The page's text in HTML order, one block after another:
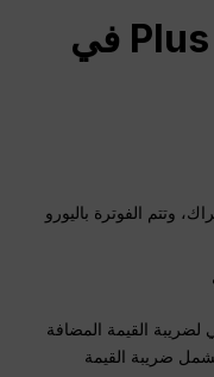
أسعار Plus في
وتتم الفوترة باليورو
لضريبة القيمة المضافة
ضريبة القيمة